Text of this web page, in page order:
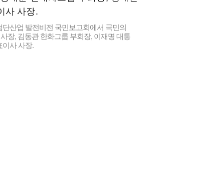
산업 발전비전 국민보고회에서 국민의
장, 김동관 한화그룹 부회장, 이재명 대통
사 사장.